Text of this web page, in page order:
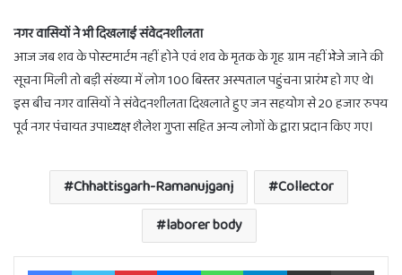
नगर वासियों ने भी दिखलाई संवेदनशीलता
आज जब शव के पोस्टमार्टम नहीं होने एवं शव के मृतक के गृह ग्राम नहीं भेजे जाने की
सूचना मिली तो बड़ी संख्या में लोग 100 बिस्तर अस्पताल पहुंचना प्रारंभ हो गए थे।
इस बीच नगर वासियों ने संवेदनशीलता दिखलाते हुए जन सहयोग से 20 हजार रुपय
पूर्व नगर पंचायत उपाध्यक्ष शैलेश गुप्ता सहित अन्य लोगों के द्वारा प्रदान किए गए।
Chhattisgarh-Ramanujganj
Collector
laborer body
FacebookTwitter PinterestMessengerWhatsAppTelegramShare via Email Print